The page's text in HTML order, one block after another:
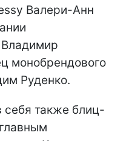
Валери-Анн
монобрендового
Руденко.
также блиц-